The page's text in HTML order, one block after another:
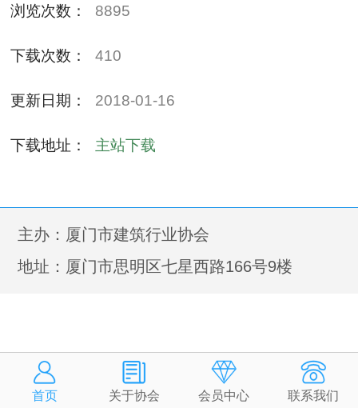
浏览次数： 8895
下载次数： 410
更新日期： 2018-01-16
下载地址： 主站下载
主办：厦门市建筑行业协会
地址：厦门市思明区七星西路166号9楼
首页 关于协会 会员中心 联系我们